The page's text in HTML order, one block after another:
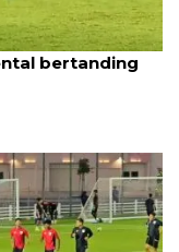
bertanding